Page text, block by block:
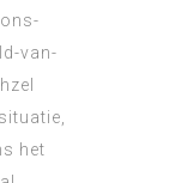
van-
het